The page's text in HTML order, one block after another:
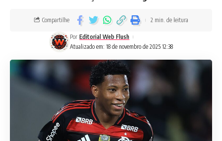
Atualizado em: 18 de novembro de 2025 12:38
Por Editorial Web Flush
Compartilhe 2 min. de leitura